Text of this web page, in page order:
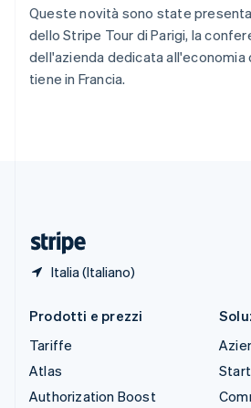
Queste novità sono state
dello Stripe Tour di Parigi, la
dell'azienda dedicata all'economia
tiene in Francia.
Italia (Italiano)
EnglishItaliano
Spagna
EspañolEnglish
Stati Uniti
EnglishEspañol
Prodotti e prezzi
Tariffe
Atlas
Authorization Boost